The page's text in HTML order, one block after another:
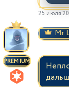
25 июля
PREMIUM